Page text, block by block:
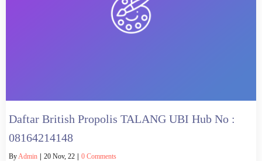
Daftar British Propolis TALANG UBI Hub No :
08164214148
By Admin | 20 Nov, 22 | 0 Comments